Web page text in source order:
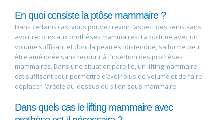
En quoi consiste la ptôse mammaire ?
Dans certains cas, vous pouvez revoir l’aspect des seins sans
avoir recours aux prothèses mammaires. La poitrine avec un
volume suffisant et dont la peau est distendue, sa forme peut
être améliorée sans recourir à l’insertion des prothèses
mammaires. Dans une situation pareille, un lifting mammaire
est suffisant pour permettre d’avoir plus de volume et de faire
déplacer l’aréole au-dessus du sillon sous-mammaire.
Dans quels cas le lifting mammaire avec